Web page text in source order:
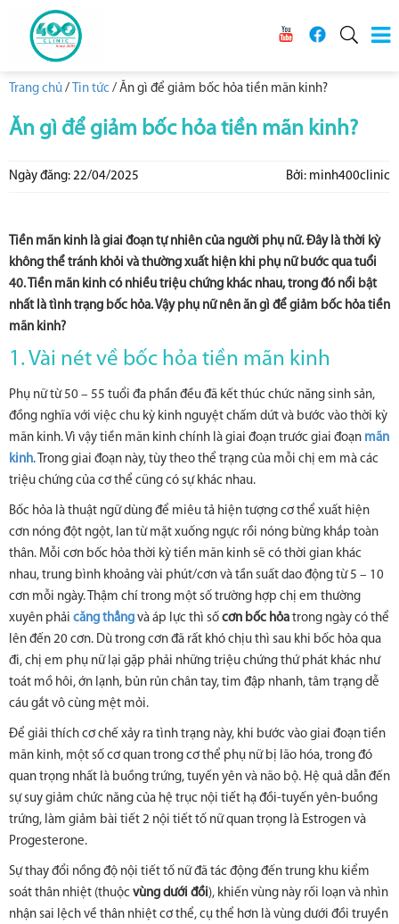
Trang chủ / Tin tức / Ăn gì để giảm bốc hỏa tiền mãn kinh?
Ăn gì để giảm bốc hỏa tiền mãn kinh?
Ngày đăng: 22/04/2025 Bởi: minh400clinic
Tiền mãn kinh là giai đoạn tự nhiên của người phụ nữ. Đây là thời kỳ
không thể tránh khỏi và thường xuất hiện khi phụ nữ bước qua tuổi
40. Tiền mãn kinh có nhiều triệu chứng khác nhau, trong đó nổi bật
nhất là tình trạng bốc hỏa. Vậy phụ nữ nên ăn gì để giảm bốc hỏa tiền
mãn kinh?
1. Vài nét về bốc hỏa tiền mãn kinh
Phụ nữ từ 50 – 55 tuổi đa phần đều đã kết thúc chức năng sinh sản,
đồng nghĩa với việc chu kỳ kinh nguyệt chấm dứt và bước vào thời kỳ
mãn kinh. Vì vậy tiền mãn kinh chính là giai đoạn trước giai đoạn mãn
kinh. Trong giai đoạn này, tùy theo thể trạng của mỗi chị em mà các
triệu chứng của cơ thể cũng có sự khác nhau.
Bốc hỏa là thuật ngữ dùng để miêu tả hiện tượng cơ thể xuất hiện
cơn nóng đột ngột, lan từ mặt xuống ngực rồi nóng bừng khắp toàn
thân. Mỗi cơn bốc hỏa thời kỳ tiền mãn kinh sẽ có thời gian khác
nhau, trung bình khoảng vài phút/cơn và tần suất dao động từ 5 – 10
cơn mỗi ngày. Thậm chí trong một số trường hợp chị em thường
xuyên phải căng thẳng và áp lực thì số cơn bốc hỏa trong ngày có thể
lên đến 20 cơn. Dù trong cơn đã rất khó chịu thì sau khi bốc hỏa qua
đi, chị em phụ nữ lại gặp phải những triệu chứng thứ phát khác như
toát mồ hôi, ớn lạnh, bủn rủn chân tay, tim đập nhanh, tâm trạng dễ
cáu gắt vô cùng mệt mỏi.
Để giải thích cơ chế xảy ra tình trạng này, khi bước vào giai đoạn tiền
mãn kinh, một số cơ quan trong cơ thể phụ nữ bị lão hóa, trong đó
quan trọng nhất là buồng trứng, tuyến yên và não bộ. Hệ quả dẫn đến
sự suy giảm chức năng của hệ trục nội tiết hạ đồi-tuyến yên-buồng
trứng, làm giảm bài tiết 2 nội tiết tố nữ quan trọng là Estrogen và
Progesterone.
Sự thay đổi nồng độ nội tiết tố nữ đã tác động đến trung khu kiểm
soát thân nhiệt (thuộc vùng dưới đồi), khiến vùng này rối loạn và nhìn
nhận sai lệch về thân nhiệt cơ thể, cụ thể hơn là vùng dưới đồi truyền